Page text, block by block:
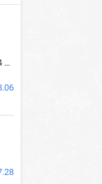
149 új BG lap került be az adatbázisba, 644 db meglévő BG lap módosult, bekerültek az új képek a megváltozott lapokhoz is.